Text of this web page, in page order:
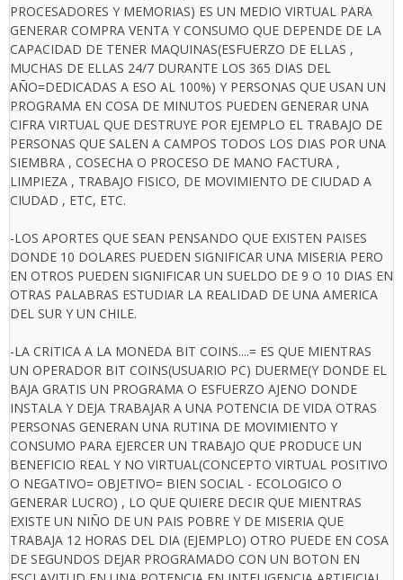
PROCESADORES Y MEMORIAS) ES UN MEDIO VIRTUAL PARA
GENERAR COMPRA VENTA Y CONSUMO QUE DEPENDE DE LA
CAPACIDAD DE TENER MAQUINAS(ESFUERZO DE ELLAS ,
MUCHAS DE ELLAS 24/7 DURANTE LOS 365 DIAS DEL
AÑO=DEDICADAS A ESO AL 100%) Y PERSONAS QUE USAN UN
PROGRAMA EN COSA DE MINUTOS PUEDEN GENERAR UNA
CIFRA VIRTUAL QUE DESTRUYE POR EJEMPLO EL TRABAJO DE
PERSONAS QUE SALEN A CAMPOS TODOS LOS DIAS POR UNA
SIEMBRA , COSECHA O PROCESO DE MANO FACTURA ,
LIMPIEZA , TRABAJO FISICO, DE MOVIMIENTO DE CIUDAD A
CIUDAD , ETC, ETC.
-LOS APORTES QUE SEAN PENSANDO QUE EXISTEN PAISES
DONDE 10 DOLARES PUEDEN SIGNIFICAR UNA MISERIA PERO
EN OTROS PUEDEN SIGNIFICAR UN SUELDO DE 9 O 10 DIAS EN
OTRAS PALABRAS ESTUDIAR LA REALIDAD DE UNA AMERICA
DEL SUR Y UN CHILE.
-LA CRITICA A LA MONEDA BIT COINS....= ES QUE MIENTRAS
UN OPERADOR BIT COINS(USUARIO PC) DUERME(Y DONDE EL
BAJA GRATIS UN PROGRAMA O ESFUERZO AJENO DONDE
INSTALA Y DEJA TRABAJAR A UNA POTENCIA DE VIDA OTRAS
PERSONAS GENERAN UNA RUTINA DE MOVIMIENTO Y
CONSUMO PARA EJERCER UN TRABAJO QUE PRODUCE UN
BENEFICIO REAL Y NO VIRTUAL(CONCEPTO VIRTUAL POSITIVO
O NEGATIVO= OBJETIVO= BIEN SOCIAL - ECOLOGICO O
GENERAR LUCRO) , LO QUE QUIERE DECIR QUE MIENTRAS
EXISTE UN NIÑO DE UN PAIS POBRE Y DE MISERIA QUE
TRABAJA 12 HORAS DEL DIA (EJEMPLO) OTRO PUEDE EN COSA
DE SEGUNDOS DEJAR PROGRAMADO CON UN BOTON EN